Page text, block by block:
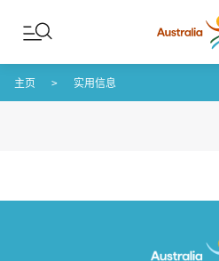
Skip to content
Skip to footer navigation
主页 实用信息